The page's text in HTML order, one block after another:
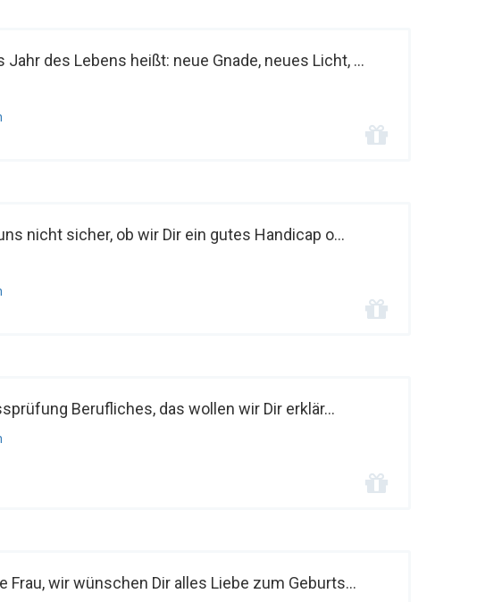
Jahr des Lebens heißt: neue Gnade, neues Licht, ...
nicht sicher, ob wir Dir ein gutes Handicap o...
Berufliches, das wollen wir Dir erklär...
Frau, wir wünschen Dir alles Liebe zum Geburts...